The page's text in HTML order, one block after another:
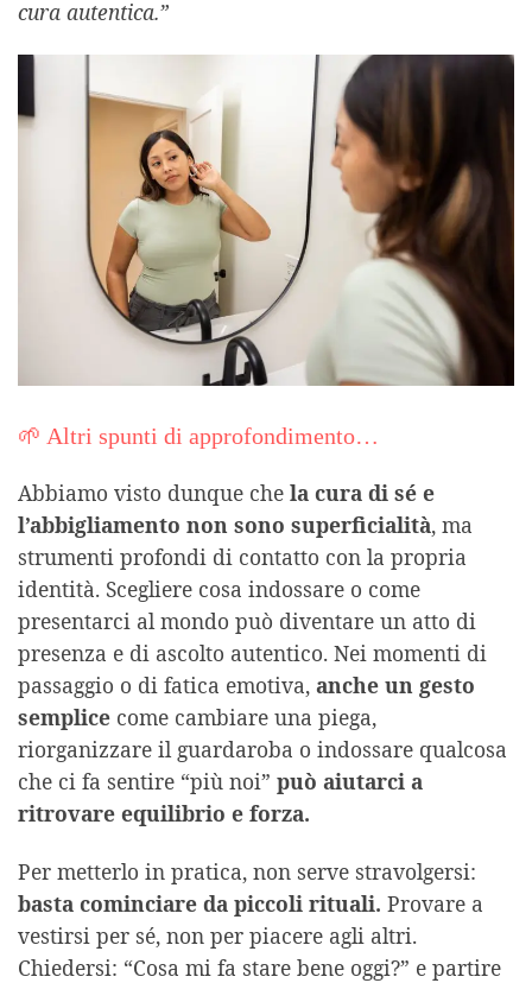
cura autentica.”
🌱 Altri spunti di approfondimento…
Abbiamo visto dunque che la cura di sé e
l’abbigliamento non sono superficialità, ma
strumenti profondi di contatto con la propria
identità. Scegliere cosa indossare o come
presentarci al mondo può diventare un atto di
presenza e di ascolto autentico. Nei momenti di
passaggio o di fatica emotiva, anche un gesto
semplice come cambiare una piega,
riorganizzare il guardaroba o indossare qualcosa
che ci fa sentire “più noi” può aiutarci a
ritrovare equilibrio e forza.
Per metterlo in pratica, non serve stravolgersi:
basta cominciare da piccoli rituali. Provare a
vestirsi per sé, non per piacere agli altri.
Chiedersi: “Cosa mi fa stare bene oggi?” e partire